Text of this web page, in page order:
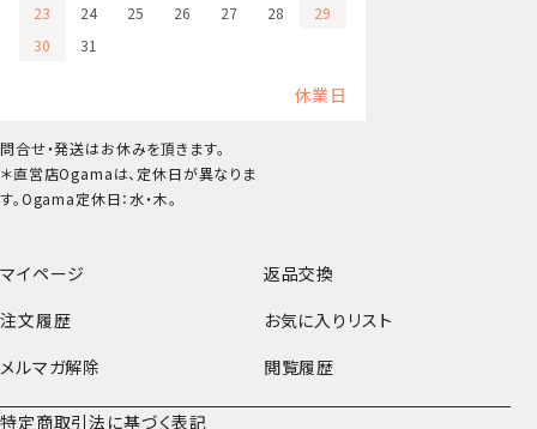
マイページ
返品交換
注文履歴
お気に入りリスト
メルマガ解除
閲覧履歴
特定商取引法に基づく表記
23
24 25 26 27 28
29
30
31
休業日
問合せ・発送はお休みを頂きます。
＊直営店Ogamaは、定休日が異なりま
す。Ogama定休日：水・木。